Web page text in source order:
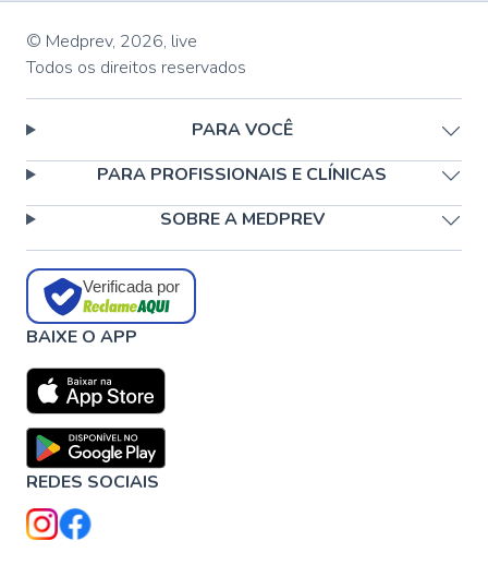
© Medprev, 2026, live
Todos os direitos reservados
PARA VOCÊ
PARA PROFISSIONAIS E CLÍNICAS
SOBRE A MEDPREV
Verificada por
BAIXE O APP
REDES SOCIAIS